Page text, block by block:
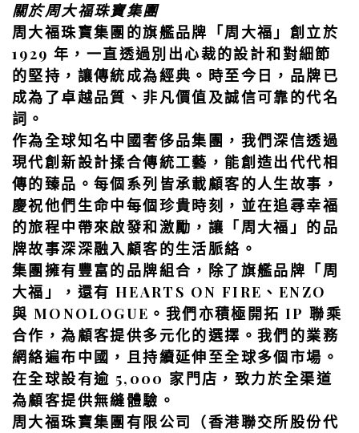
關於周大福珠寶集團
周大福珠寶集團的旗艦品牌「周大福」創立於
1929 年，一直透過別出心裁的設計和對細節
的堅持，讓傳統成為經典。時至今日，品牌已
成為了卓越品質、非凡價值及誠信可靠的代名
詞。
作為全球知名中國奢侈品集團，我們深信透過
現代創新設計揉合傳統工藝，能創造出代代相
傳的臻品。每個系列皆承載顧客的人生故事，
慶祝他們生命中每個珍貴時刻，並在追尋幸福
的旅程中帶來啟發和激勵，讓「周大福」的品
牌故事深深融入顧客的生活脈絡。
集團擁有豐富的品牌組合，除了旗艦品牌「周
大福」，還有 HEARTS ON FIRE、ENZO
與 MONOLOGUE。我們亦積極開拓 IP 聯乘
合作，為顧客提供多元化的選擇。我們的業務
網絡遍布中國，且持續延伸至全球多個市場。
在全球設有逾 5,000 家門店，致力於全渠道
為顧客提供無縫體驗。
周大福珠寶集團有限公司（香港聯交所股份代